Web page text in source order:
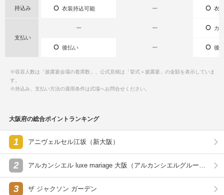
持込み 衣装持込可能 ー 衣
支払い
ー ー カ
後払い ー 後
※収容人数は「披露宴会場の着席数」、公式見積は「挙式＋披露宴」の金額を表示していま
す。
※持込み、支払い方法の適用条件は式場へお問合せください。
大阪府の総合ポイントランキング
1 アニヴェルセル江坂（新大阪）
2
アルカンシエル luxe mariage 大阪（アルカンシエルグルー
3 ザ ジャクソン ガーデン